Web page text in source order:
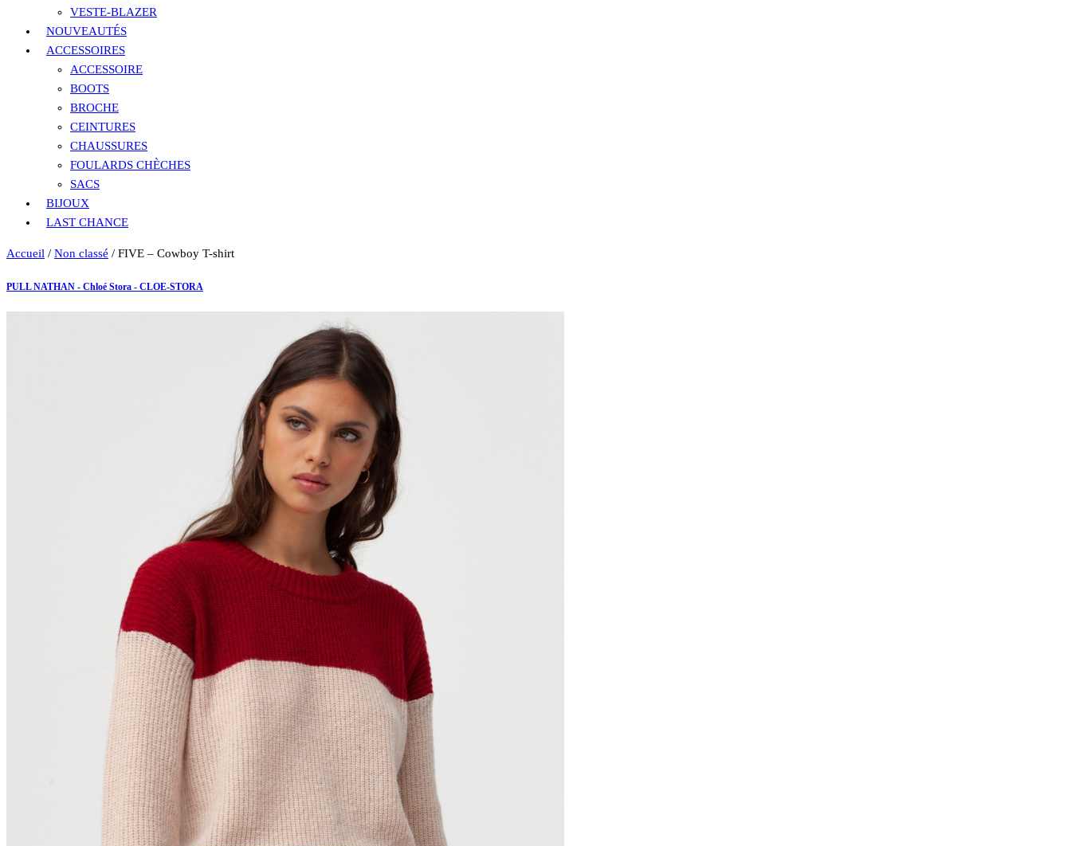
VESTE-BLAZER
NOUVEAUTÉS
ACCESSOIRES
ACCESSOIRE
BOOTS
BROCHE
CEINTURES
CHAUSSURES
FOULARDS CHÈCHES
SACS
BIJOUX
LAST CHANCE
Accueil / Non classé / FIVE – Cowboy T-shirt
PULL NATHAN - Chloé Stora - CLOE-STORA